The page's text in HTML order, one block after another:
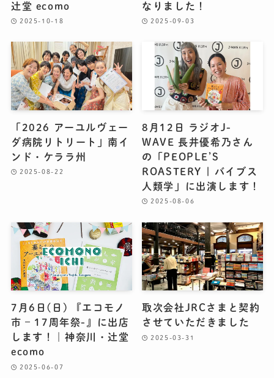
辻堂 ecomo
2025-10-18
なりました！
2025-09-03
「2026 アーユルヴェー
ダ病院リトリート」南イ
ンド・ケララ州
2025-08-22
8月12日 ラジオJ-
WAVE 長井優希乃さん
の「PEOPLE’S
ROASTERY | バイブス
人類学」に出演します！
2025-08-06
7月6日(日) 『エコモノ
市 – 17周年祭-』に出店
します！｜神奈川・辻堂
ecomo
2025-06-07
取次会社JRCさまと契約
させていただきました
2025-03-31